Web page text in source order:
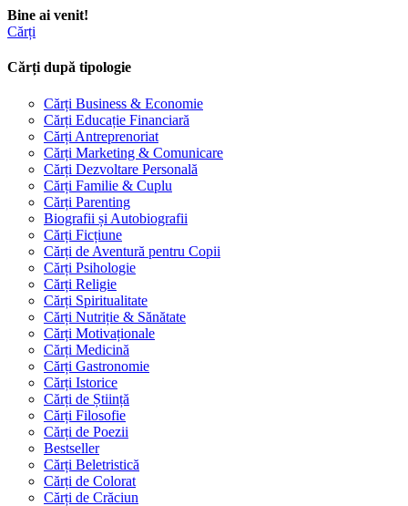
Bine ai venit!
Cărți
Cărți după tipologie
Cărți Business & Economie
Cărți Educație Financiară
Cărți Antreprenoriat
Cărți Marketing & Comunicare
Cărți Dezvoltare Personală
Cărți Familie & Cuplu
Cărți Parenting
Biografii și Autobiografii
Cărți Ficțiune
Cărți de Aventură pentru Copii
Cărți Psihologie
Cărți Religie
Cărți Spiritualitate
Cărți Nutriție & Sănătate
Cărți Motivaționale
Cărți Medicină
Cărți Gastronomie
Cărți Istorice
Cărți de Știință
Cărți Filosofie
Cărți de Poezii
Bestseller
Cărți Beletristică
Cărți de Colorat
Cărți de Crăciun